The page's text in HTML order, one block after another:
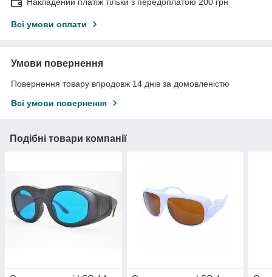
Всі умови оплати
Умови повернення
Повернення товару впродовж 14 днів за домовленістю
Всі умови повернення
Подібні товари компанії